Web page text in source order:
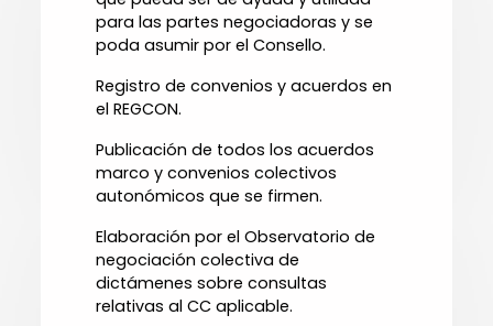
para las partes negociadoras y se
poda asumir por el Consello.
Registro de convenios y acuerdos en
el REGCON.
Publicación de todos los acuerdos
marco y convenios colectivos
autonómicos que se firmen.
Elaboración por el Observatorio de
negociación colectiva de
dictámenes sobre consultas
relativas al CC aplicable.